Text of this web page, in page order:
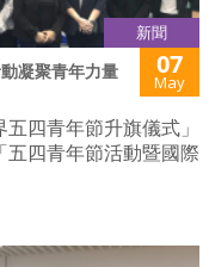
新聞
凝聚青年力量 07
May
四青年節升旗儀式」
四青年節活動暨國際